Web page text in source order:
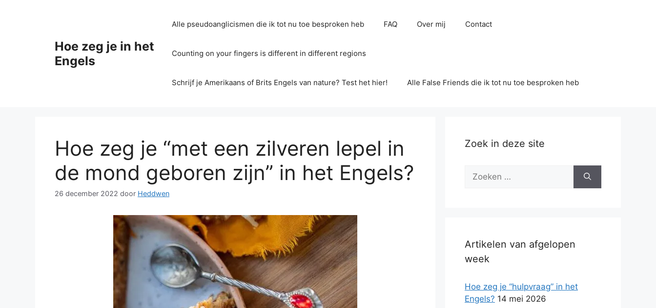
Hoe zeg je in het
Engels
Alle pseudoanglicismen die ik tot nu toe besproken heb FAQ Over mij Contact
Counting on your fingers is different in different regions
Schrijf je Amerikaans of Brits Engels van nature? Test het hier! Alle False Friends die ik tot nu toe besproken heb
Hoe zeg je “met een zilveren lepel in
de mond geboren zijn” in het Engels?
26 december 2022 door Heddwen
Zoek in deze site
Zoek
Artikelen van afgelopen
week
Hoe zeg je “hulpvraag” in het
Engels? 14 mei 2026